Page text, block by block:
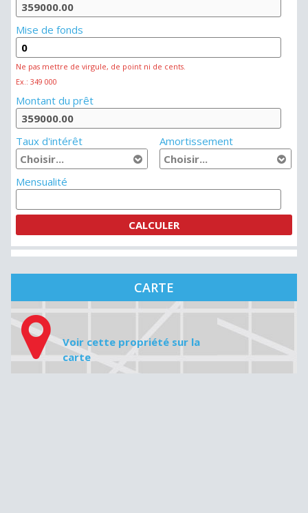
Mise de fonds
Ne pas mettre de virgule, de point ni de cents.
Ex.: 349 000
Montant du prêt
Taux d'intérêt Amortissement
Mensualité
CARTE
Voir cette propriété sur la
carte